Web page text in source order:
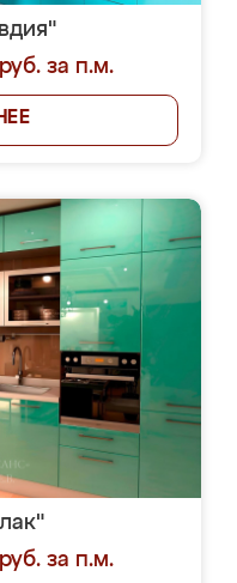
за п.м.
за п.м.